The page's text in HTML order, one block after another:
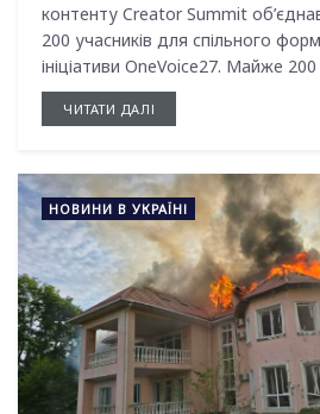
контенту Creator Summit
200 учасників для спільного
ініціативи OneVoice27. Майже 200
ЧИТАТИ ДАЛІ
НОВИНИ В УКРАЇНІ